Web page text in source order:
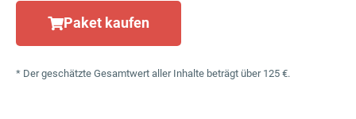
Paket kaufen
* Der geschätzte Gesamtwert aller Inhalte beträgt über 125 €.